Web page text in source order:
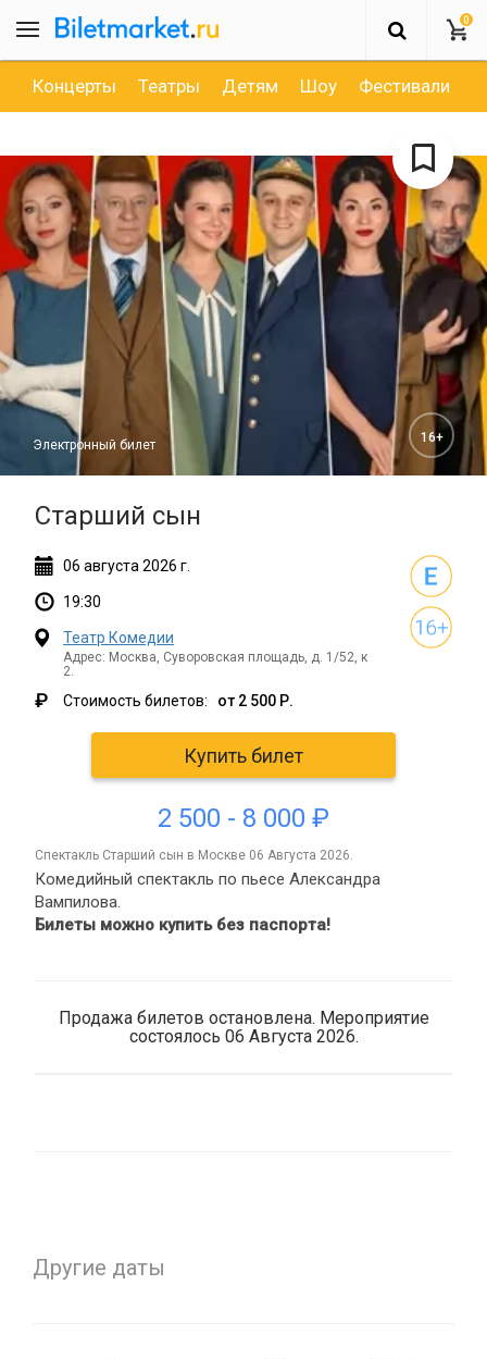
0
Концерты Театры Детям Шоу Фестивали
Старший сын
Электронный билет 16+
06 августа 2026 г.
19:30
Театр Комедии
Адрес: Москва, Суворовская площадь, д. 1/52, к
2.
₽ Стоимость билетов: от 2 500 Р.
Купить билет
2 500 - 8 000 ₽
спектакль Старший сын в Москве 06 Августа 2026.
Комедийный спектакль по пьесе Александра
Вампилова.
Билеты можно купить без паспорта!
Продажа билетов остановлена. Мероприятие
состоялось 06 Августа 2026.
Другие даты